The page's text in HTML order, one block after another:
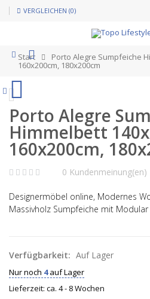
VERGLEICHEN (0)
Start Porto Alegre Sumpfeiche
160x200cm, 180x200cm
Porto Alegre
Himmelbett
160x200cm,
0 Kundenmeinung(en)
Designermöbel online, Modernes
Massivholz Sumpfeiche mit
Verfügbarkeit: Auf Lager
Nur noch 4auf Lager
Lieferzeit: ca. 4 - 8 Wochen